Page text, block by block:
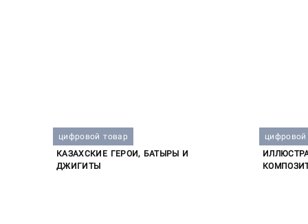
цифровой товар
КАЗАХСКИЕ ГЕРОИ, БАТЫРЫ И
ДЖИГИТЫ
цифровой